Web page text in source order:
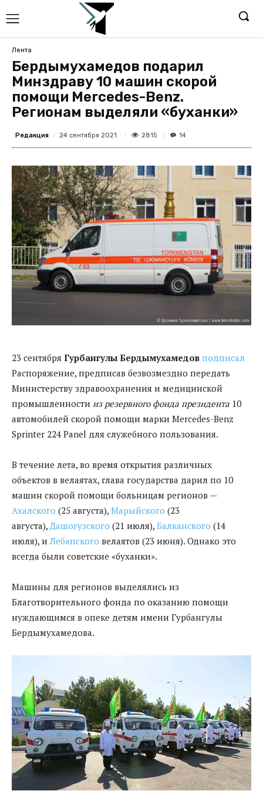
Лента
Бердымухамедов подарил
Минздраву 10 машин скорой
помощи Mercedes-Benz.
Регионам выделяли «буханки»
Редакция 24 сентября 2021 2815 14
23 сентября Гурбангулы Бердымухамедов подписал
Распоряжение, предписав безвозмездно передать
Министерству здравоохранения и медицинской
промышленности из резервного фонда президента 10
автомобилей скорой помощи марки Mercedes-Benz
Sprinter 224 Panel для служебного пользования.
В течение лета, во время открытия различных
объектов в велаятах, глава государства дарил по 10
машин скорой помощи больницам регионов —
Ахалского (25 августа), Марыйского (23
августа), Дашогузского (21 июля), Балканского (14
июля), иЛебапского велаятов (23 июня). Однако это
всегда были советские «буханки».
Машины для регионов выделялись из
Благотворительного фонда по оказанию помощи
нуждающимся в опеке детям имени Гурбангулы
Бердымухамедова.